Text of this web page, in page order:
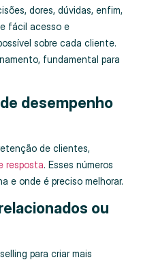
dores, dúvidas, enfim,
fácil acesso e
sobre cada cliente.
fundamental para
desempenho
de clientes,
resposta. Esses números
e onde é preciso melhorar.
ou
para criar mais